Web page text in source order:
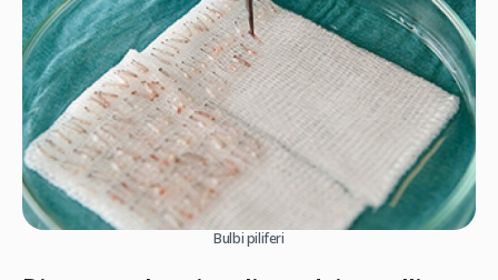
Bulbi piliferi